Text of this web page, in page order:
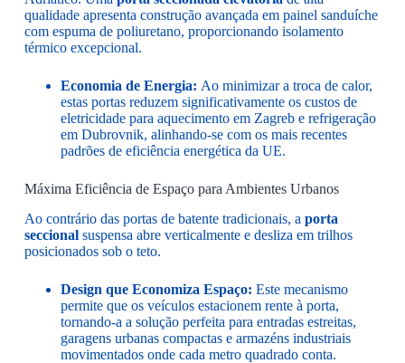
qualidade apresenta construção avançada em painel sanduíche
com espuma de poliuretano, proporcionando isolamento
térmico excepcional.
Economia de Energia: Ao minimizar a troca de calor,
estas portas reduzem significativamente os custos de
eletricidade para aquecimento em Zagreb e refrigeração
em Dubrovnik, alinhando-se com os mais recentes
padrões de eficiência energética da UE.
Máxima Eficiência de Espaço para Ambientes Urbanos
Ao contrário das portas de batente tradicionais, a porta
seccionalsuspensa abre verticalmente e desliza em trilhos
posicionados sob o teto.
Design que Economiza Espaço: Este mecanismo
permite que os veículos estacionem rente à porta,
tornando-a a solução perfeita para entradas estreitas,
garagens urbanas compactas e armazéns industriais
movimentados onde cada metro quadrado conta.